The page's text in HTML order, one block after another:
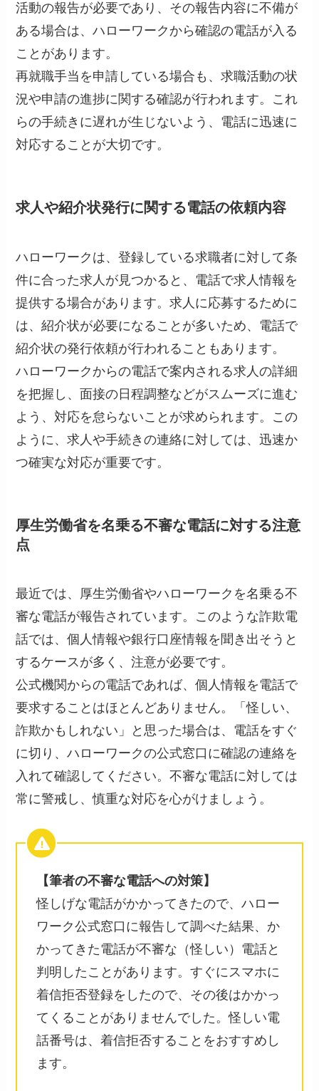
活動の報告が必要であり、その報告内容に不備が
ある場合は、ハローワークから確認の電話が入る
ことがあります。
再就職手当を申請している場合も、求職活動の状
況や申請の進捗に関する確認が行われます。これ
らの手続きに遅れが生じないよう、電話に迅速に
対応することが大切です。
求人や紹介状発行に関する電話の依頼内容
ハローワークは、登録している求職者に対して条
件に合った求人が見つかると、電話で求人情報を
提供する場合があります。求人に応募するために
は、紹介状が必要になることが多いため、電話で
紹介状の発行依頼が行われることもあります。
ハローワークからの電話で案内される求人の詳細
を把握し、面接の日程調整などがスムーズに進む
よう、対応を怠らないことが求められます。この
ように、求人や手続きの連絡に対しては、迅速か
つ確実な対応が重要です。
厚生労働省を名乗る不審な電話に対する注意
点
最近では、厚生労働省やハローワークを名乗る不
審な電話が報告されています。このような詐欺電
話では、個人情報や銀行口座情報を聞き出そうと
するケースが多く、注意が必要です。
公式機関からの電話であれば、個人情報を電話で
要求することはほとんどありません。「怪しい、
詐欺かもしれない」と思った場合は、電話をすぐ
に切り、ハローワークの公式窓口に確認の連絡を
入れて確認してください。不審な電話に対しては
常に警戒し、慎重な対応を心がけましょう。
【筆者の不審な電話への対策】
怪しげな電話がかかってきたので、ハロー
ワーク公式窓口に報告して調べた結果、か
かってきた電話が不審な（怪しい）電話と
判明したことがあります。すぐにスマホに
着信拒否登録をしたので、その後はかかっ
てくることがありませんでした。怪しい電
話番号は、着信拒否することをおすすめし
ます。